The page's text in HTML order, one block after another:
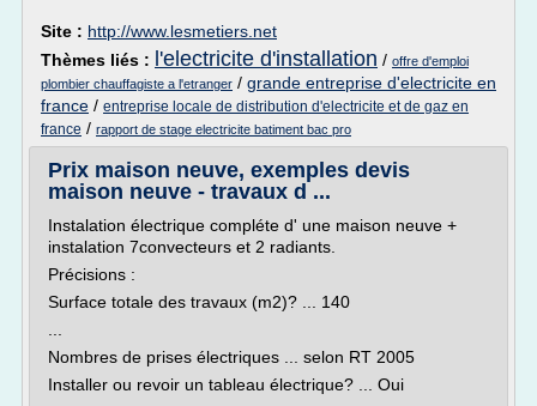
Site : http://www.lesmetiers.net
Thèmes liés :
l'electricite d'installation / offre d'emploi
plombier chauffagiste a l'etranger / grande entreprise d'electricite en
france / entreprise locale de distribution d'electricite et de gaz en
france / rapport de stage electricite batiment bac pro
Prix maison neuve, exemples devis
maison neuve - travaux d ...
Instalation électrique compléte d' une maison neuve +
instalation 7convecteurs et 2 radiants.
Précisions :
Surface totale des travaux (m2)? ... 140
Nombres de prises électriques ... selon RT 2005
Installer ou revoir un tableau électrique? ... Oui